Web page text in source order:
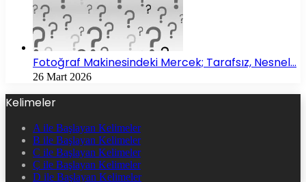
Fotoğraf Makinesindeki Mercek; Tarafsız, Nesnel…
26 Mart 2026
Kelimeler
A ile Başlayan Kelimeler
B ile Başlayan Kelimeler
C ile Başlayan Kelimeler
Ç ile Başlayan Kelimeler
D ile Başlayan Kelimeler